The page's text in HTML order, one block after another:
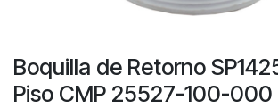
Boquilla de Retorno
Piso CMP 25527-100-000